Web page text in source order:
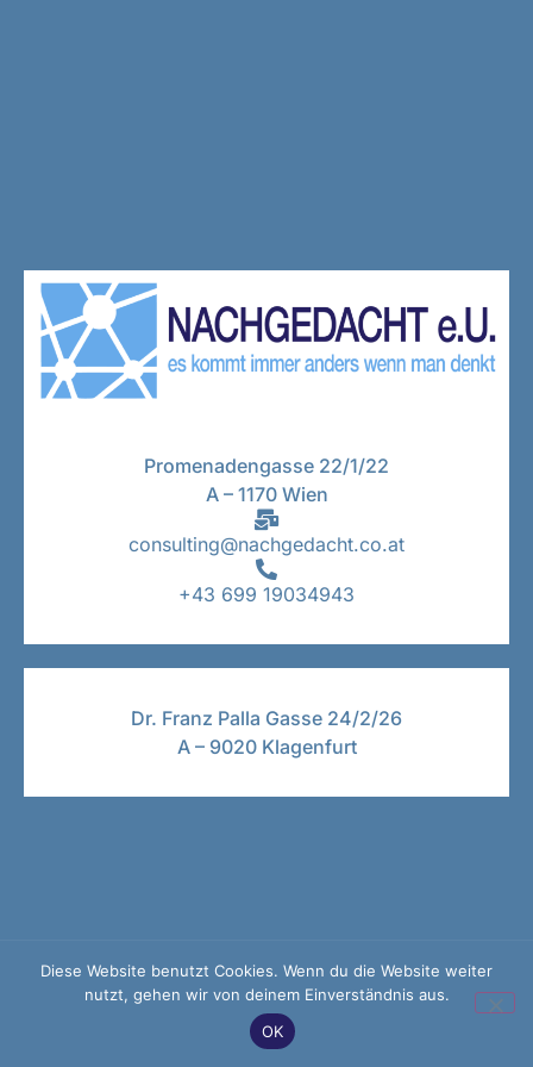
Promenadengasse 22/1/22
A – 1170 Wien
consulting@nachgedacht.co.at
+43 699 19034943
Dr. Franz Palla Gasse 24/2/26
A – 9020 Klagenfurt
Diese Website benutzt Cookies. Wenn du die Website weiter
nutzt, gehen wir von deinem Einverständnis aus.
OK